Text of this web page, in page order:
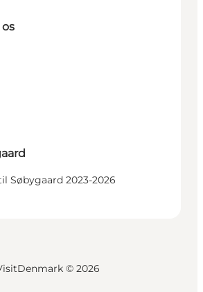
Søbygaard 2023-2026
© 2026